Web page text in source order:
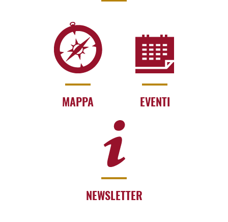
MAPPA EVENTI
NEWSLETTER